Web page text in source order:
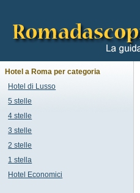
Hotel a Roma per categoria
Hotel di Lusso
5 stelle
4 stelle
3 stelle
2 stelle
1 stella
Hotel Economici